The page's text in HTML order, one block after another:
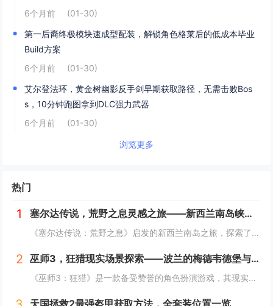
6个月前
(01-30)
第一后裔终极模块速成型配装，解锁角色格莱后的低成本毕业
Build方案
6个月前
(01-30)
艾尔登法环，黄金树幽影反手剑早期获取路径，无需击败Bos
s，10分钟跑图拿到DLC强力武器
6个月前
(01-30)
浏览更多
热门
1 塞尔达传说，荒野之息灵感之旅——新西兰南岛峡湾探秘与荒野生存体验
《塞尔达传说：荒野之息》启发的新西兰南岛之旅，探索了其壮丽的自然风光与荒野生存体验。在峡湾国家公园，你将亲历游戏般的奇妙景色，从镜面般的湖泊、雄伟的山脉到神秘的森林，每一处都仿佛是游戏中的场景再现。你可以参与野外生存活动，学习采集、搭建庇护...
2 巫师3，狂猎现实场景探索——波兰的梅德韦德堡与温特堡城堡的奇幻之旅
《巫师3：狂猎》是一款备受赞誉的角色扮演游戏，其现实中的灵感来源之一是波兰的梅德韦德堡和温特堡城堡。这两处地点以其独特的中世纪建筑风格和壮丽的自然风光，为游戏营造了奇幻而真实的背景。梅德韦德堡位于波兰南部，拥有悠久的历史和神秘氛围；而温特堡...
天国拯救2最强盔甲获取方法，全套装位置一览